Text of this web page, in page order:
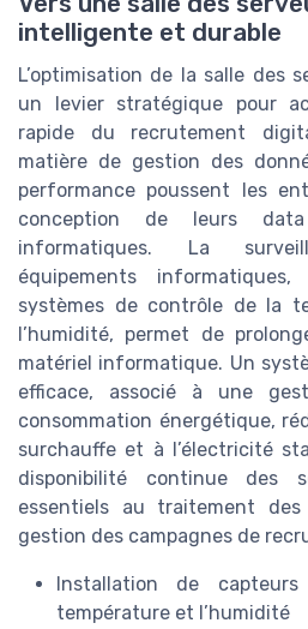
intelligente et durable
L’optimisation de la salle des
un levier stratégique pour
rapide du recrutement
matière de gestion des
performance poussent les
conception de leurs
informatiques. La
équipements
systèmes de contrôle de la
l’humidité, permet de
matériel informatique. Un
efficace, associé à une
consommation énergétique,
surchauffe et à l’électricité
disponibilité continue des
essentiels au traitement
gestion des campagnes de
Installation de
température et l’humidité